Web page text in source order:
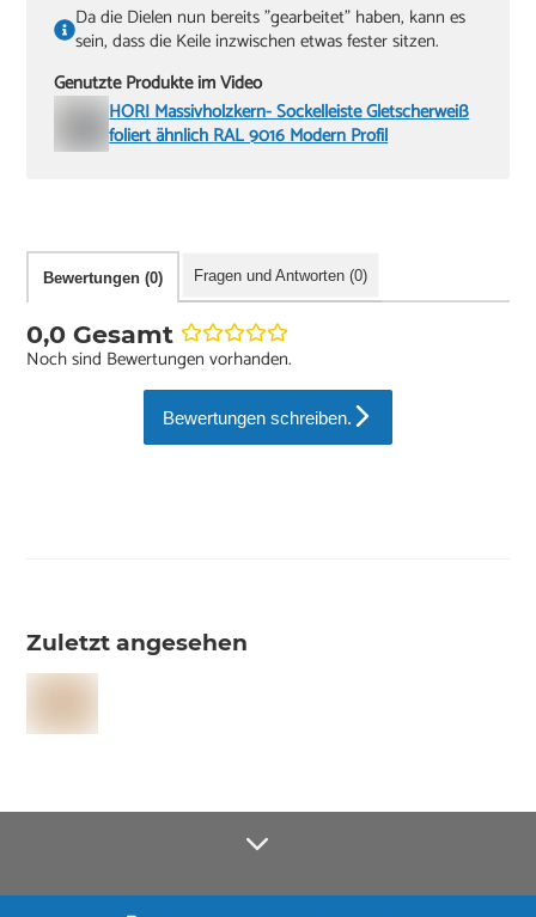
Da die Dielen nun bereits "gearbeitet" haben, kann es
sein, dass die Keile inzwischen etwas fester sitzen.
Genutzte Produkte im Video
HORI Massivholzkern- Sockelleiste Gletscherweiß
foliert ähnlich RAL 9016 Modern Profil
Bewertungen (0) Fragen und Antworten (0)
0,0 Gesamt
Noch sind Bewertungen vorhanden.
Bewertungen schreiben.
Zuletzt angesehen